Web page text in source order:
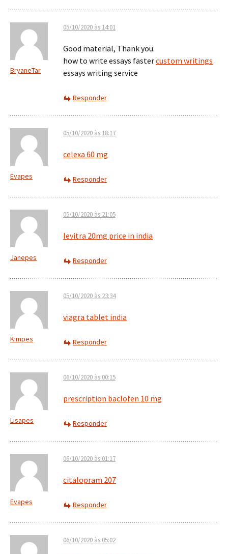
BryaneTar
05/10/2020 às 14:01
Good material, Thank you.
how to write essays fastercustom writings
essays writing service
Responder
Evapes
05/10/2020 às 18:17
celexa 60 mg
Responder
Janepes
05/10/2020 às 21:05
levitra 20mg price in india
Responder
Kimpes
05/10/2020 às 23:34
viagra tablet india
Responder
Lisapes
06/10/2020 às 00:15
prescription baclofen 10 mg
Responder
Evapes
06/10/2020 às 01:17
citalopram 207
Responder
06/10/2020 às 05:02